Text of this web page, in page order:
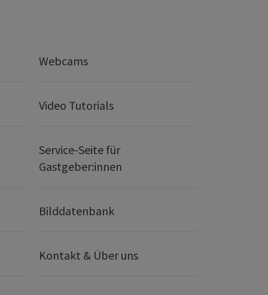
Webcams
Video Tutorials
Service-Seite für
Gastgeber:innen
Bilddatenbank
Kontakt & Über uns